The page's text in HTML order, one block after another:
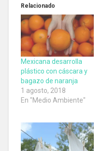
Relacionado
Mexicana desarrolla
plástico con cáscara y
bagazo de naranja
1 agosto, 2018
En "Medio Ambiente"